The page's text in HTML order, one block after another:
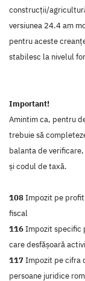
construcții/
versiunea 24.4 am
pentru aceste
stabilesc la nivelul
Important!
Amintim ca, pentru
trebuie să
balanta de
și codul de taxă.
108Impozit pe
fiscal
116Impozit specific
care desfăşoară
117Impozit pe cifra
persoane juridice